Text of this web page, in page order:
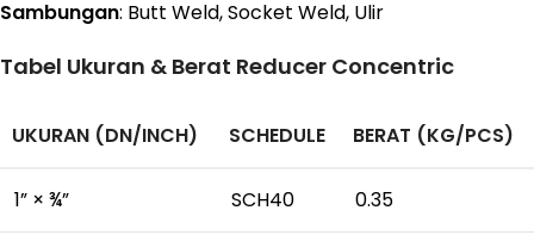
Sambungan: Butt Weld, Socket Weld, Ulir
Tabel Ukuran & Berat Reducer Concentric
UKURAN (DN/INCH) SCHEDULE BERAT (KG/PCS)
1” × ¾” SCH40 0.35